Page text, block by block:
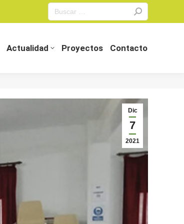
Search:
Actualidad Proyectos Contacto
Dic
7
2021
Actualidad Proyectos Contacto